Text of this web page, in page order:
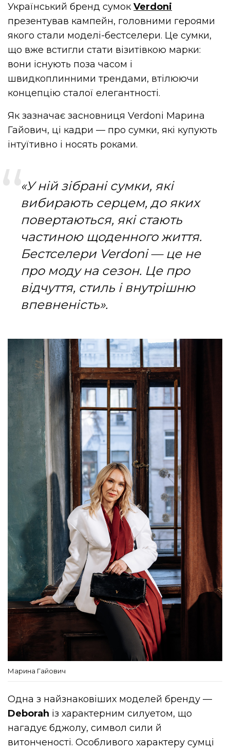
Український бренд сумокVerdoni
презентував кампейн, головними героями
якого стали моделі-бестселери. Це сумки,
що вже встигли стати візитівкою марки:
вони існують поза часом і
швидкоплинними трендами, втілюючи
концепцію сталої елегантності.
Як зазначає засновниця Verdoni Марина
Гайович, ці кадри — про сумки, які купують
інтуїтивно і носять роками.
«У ній зібрані сумки, які
вибирають серцем, до яких
повертаються, які стають
частиною щоденного життя.
Бестселери Verdoni — це не
про моду на сезон. Це про
відчуття, стиль і внутрішню
впевненість».
Марина Гайович
Одна з найзнаковіших моделей бренду —
Deborah із характерним силуетом, що
нагадує бджолу, символ сили й
витонченості. Особливого характеру сумці